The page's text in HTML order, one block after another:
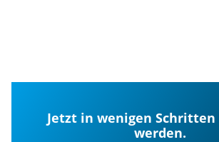
Jetzt in wenigen
werden.